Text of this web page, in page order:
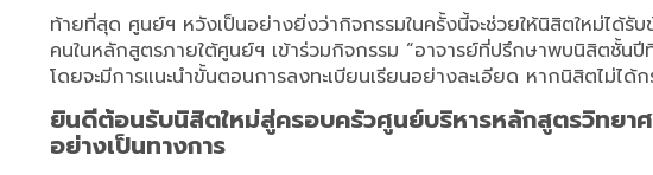
ท้ายที่สุด ศูนย์ฯ หวังเป็นอย่างยิ่งว่ากิจกรรมในครั้งนี้จะช่วยให้นิสิตใหม่ได้รั
คนในหลักสูตรภายใต้ศูนย์ฯ เข้าร่วมกิจกรรม “อาจารย์ที่ปรึกษาพบนิสิตชั้
โดยจะมีการแนะนำขั้นตอนการลงทะเบียนเรียนอย่างละเอียด หากนิสิตไม่
ยินดีต้อนรับนิสิตใหม่สู่ครอบครัวศูนย์บริหารหลักสูตรวิทยา
อย่างเป็นทางการ